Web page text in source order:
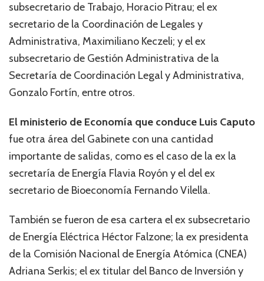
subsecretario de Trabajo, Horacio Pitrau; el ex
secretario de la Coordinación de Legales y
Administrativa, Maximiliano Keczeli; y el ex
subsecretario de Gestión Administrativa de la
Secretaría de Coordinación Legal y Administrativa,
Gonzalo Fortín, entre otros.
El ministerio de Economía que conduce Luis Caputo
fue otra área del Gabinete con una cantidad
importante de salidas, como es el caso de la ex la
secretaría de Energía Flavia Royón y el del ex
secretario de Bioeconomía Fernando Vilella.
También se fueron de esa cartera el ex subsecretario
de Energía Eléctrica Héctor Falzone; la ex presidenta
de la Comisión Nacional de Energía Atómica (CNEA)
Adriana Serkis; el ex titular del Banco de Inversión y